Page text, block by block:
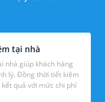
tại nhà
nhà giúp khách hàng
lý. Đồng thời tiết kiệm